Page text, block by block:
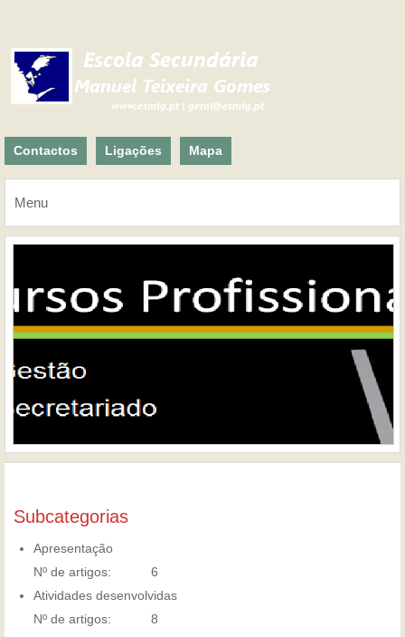
Contactos Ligações Mapa
Menu
Subcategorias
Apresentação
Nº de artigos:
6
Atividades desenvolvidas
Nº de artigos:
8